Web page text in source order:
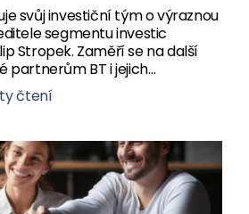
svůj investiční tým o výraznou
segmentu investic
Stropek. Zaměří se na další
partnerům BT i jejich…
čtení